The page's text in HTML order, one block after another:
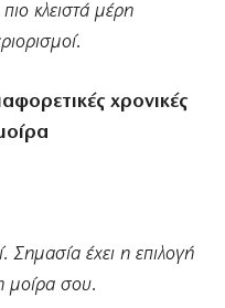
κλειστά μέρη
χρονικές
Σημασία έχει η επιλογή
μοίρα σου.